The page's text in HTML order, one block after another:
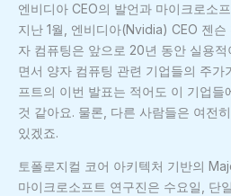
엔비디아 CEO의 발언과 마이크로소
지난 1월, 엔비디아(Nvidia) CEO 젠
자 컴퓨팅은 앞으로 20년 동안 실용
면서 양자 컴퓨팅 관련 기업들의 주가
프트의 이번 발표는 적어도 이 기업들
것 같아요. 물론, 다른 사람들은 여전
있겠죠.
토폴로지컬 코어 아키텍처 기반의
마이크로소프트 연구진은 수요일, 단